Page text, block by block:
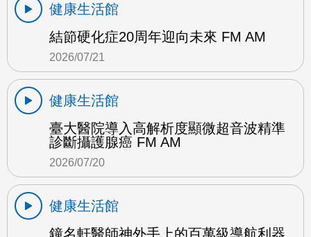
健康生活館
結節硬化症20周年迎向未來 FM AM
2026/07/21
健康生活館
臺大醫院導入高解析度顯微超音波精準
診斷攝護腺癌 FM AM
2026/07/20
健康生活館
鐘名軒醫師神外手上的百萬級導航利器